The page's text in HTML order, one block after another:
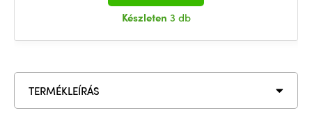
Készleten 3 db
TERMÉKLEÍRÁS